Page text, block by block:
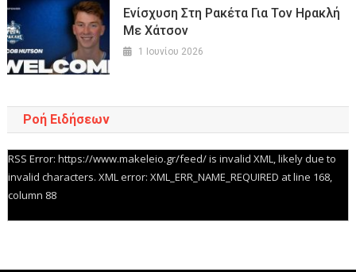
Ενίσχυση Στη Ρακέτα Για Τον Ηρακλή
Με Χάτσον
1 Ιουνίου 2026
Ροή Ειδήσεων
RSS Error: https://www.makeleio.gr/feed/ is invalid XML, likely due to
invalid characters. XML error: XML_ERR_NAME_REQUIRED at line 168,
column 88